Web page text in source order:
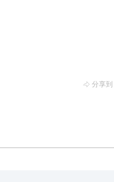
分享到